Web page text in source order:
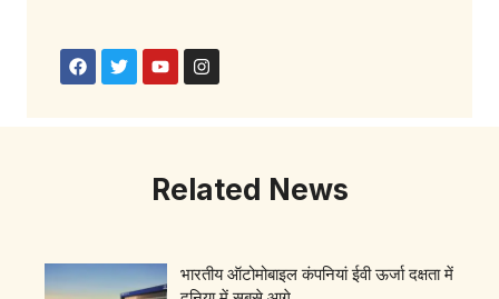
Related News
भारतीय ऑटोमोबाइल कंपनियां ईवी ऊर्जा दक्षता में